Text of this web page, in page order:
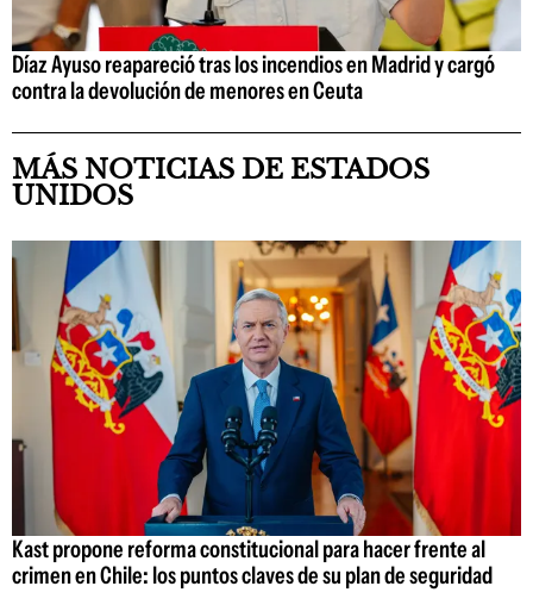
Díaz Ayuso reapareció tras los incendios en Madrid y cargó
contra la devolución de menores en Ceuta
MÁS NOTICIAS DE ESTADOS
UNIDOS
Kast propone reforma constitucional para hacer frente al
crimen en Chile: los puntos claves de su plan de seguridad